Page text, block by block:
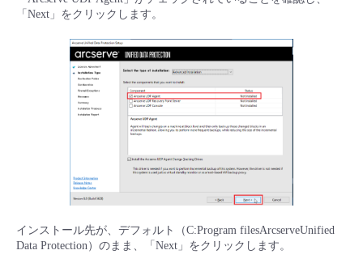
「Next」をクリックします。
インストール先が、デフォルト（C:Program filesArcserveUnified
Data Protection）のまま、「Next」をクリックします。